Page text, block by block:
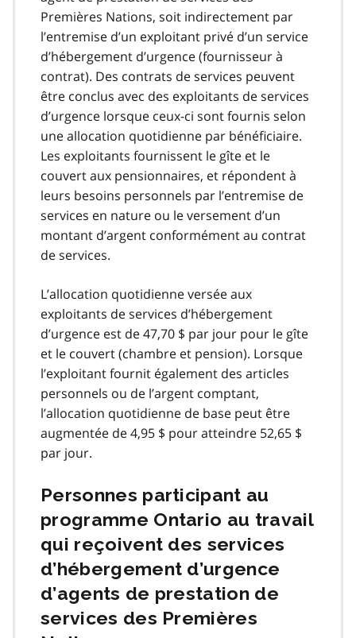
Premières Nations, soit indirectement par
l’entremise d’un exploitant privé d’un service
d’hébergement d’urgence (fournisseur à
contrat). Des contrats de services peuvent
être conclus avec des exploitants de services
d’urgence lorsque ceux-ci sont fournis selon
une allocation quotidienne par bénéficiaire.
Les exploitants fournissent le gîte et le
couvert aux pensionnaires, et répondent à
leurs besoins personnels par l’entremise de
services en nature ou le versement d’un
montant d’argent conformément au contrat
de services.
L’allocation quotidienne versée aux
exploitants de services d’hébergement
d’urgence est de 47,70 $ par jour pour le gîte
et le couvert (chambre et pension). Lorsque
l’exploitant fournit également des articles
personnels ou de l’argent comptant,
l’allocation quotidienne de base peut être
augmentée de 4,95 $ pour atteindre 52,65 $
par jour.
Personnes participant au
programme Ontario au travail
qui reçoivent des services
d’hébergement d’urgence
d’agents de prestation de
services des Premières